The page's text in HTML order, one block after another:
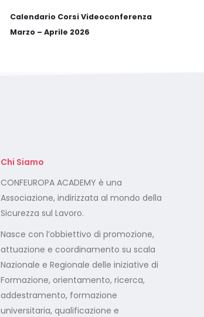
Calendario Corsi Videoconferenza
Marzo – Aprile 2026
Foto dei minori sui social:
serve il consenso di
entrambi i genitori
Calendario Corsi
Videoconferenza Maggio –
Giugno 2026
Minimarket di Rozzano al
setaccio
Chi Siamo
CONFEUROPA ACADEMY è una
Associazione, indirizzata al mondo della
Sicurezza sul Lavoro.
Nasce con l’obbiettivo di promozione,
attuazione e coordinamento su scala
Nazionale e Regionale delle iniziative di
Formazione, orientamento, ricerca,
addestramento, formazione
universitaria, qualificazione e